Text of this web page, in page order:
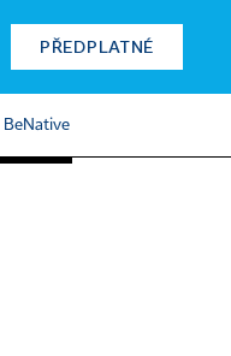
PŘEDPLATNÉ
BeNative